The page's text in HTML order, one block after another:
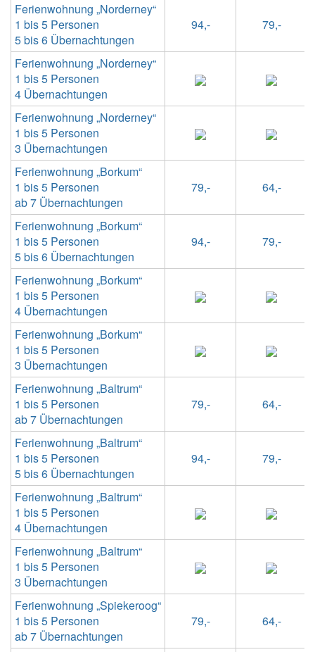
Ferienwohnung „Norderney“
1 bis 5 Personen
5 bis 6 Übernachtungen
Ferienwohnung „Norderney“
1 bis 5 Personen
4 Übernachtungen
Ferienwohnung „Norderney“
1 bis 5 Personen
3 Übernachtungen
Ferienwohnung „Borkum“
1 bis 5 Personen
ab 7 Übernachtungen
Ferienwohnung „Borkum“
1 bis 5 Personen
5 bis 6 Übernachtungen
Ferienwohnung „Borkum“
1 bis 5 Personen
4 Übernachtungen
Ferienwohnung „Borkum“
1 bis 5 Personen
3 Übernachtungen
Ferienwohnung „Baltrum“
1 bis 5 Personen
ab 7 Übernachtungen
Ferienwohnung „Baltrum“
1 bis 5 Personen
5 bis 6 Übernachtungen
Ferienwohnung „Baltrum“
1 bis 5 Personen
4 Übernachtungen
Ferienwohnung „Baltrum“
1 bis 5 Personen
3 Übernachtungen
Ferienwohnung „Spiekeroog“
1 bis 5 Personen
ab 7 Übernachtungen
94,- 79,-
79,- 64,-
94,- 79,-
79,- 64,-
94,- 79,-
79,- 64,-